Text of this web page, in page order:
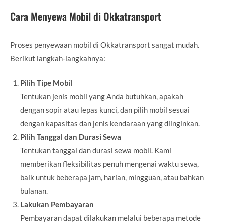
Cara Menyewa Mobil di Okkatransport
Proses penyewaan mobil di Okkatransport sangat mudah.
Berikut langkah-langkahnya:
Pilih Tipe Mobil
Tentukan jenis mobil yang Anda butuhkan, apakah
dengan sopir atau lepas kunci, dan pilih mobil sesuai
dengan kapasitas dan jenis kendaraan yang diinginkan.
Pilih Tanggal dan Durasi Sewa
Tentukan tanggal dan durasi sewa mobil. Kami
memberikan fleksibilitas penuh mengenai waktu sewa,
baik untuk beberapa jam, harian, mingguan, atau bahkan
bulanan.
Lakukan Pembayaran
Pembayaran dapat dilakukan melalui beberapa metode